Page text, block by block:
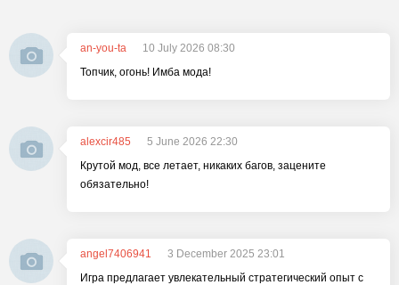
an-you-ta
10 July 2026 08:30
Топчик, огонь! Имба мода!
alexcir485
5 June 2026 22:30
Крутой мод, все летает, никаких багов, зацените
обязательно!
angel7406941
3 December 2025 23:01
Игра предлагает увлекательный стратегический опыт с